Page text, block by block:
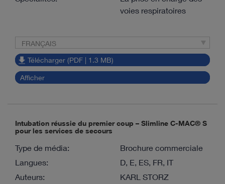
voies respiratoires
FRANÇAIS
Télécharger (PDF | 1.3 MB)
Afficher
Intubation réussie du premier coup – Slimline C-MAC® S
pour les services de secours
Type de média:
Brochure commerciale
Langues:
D, E, ES, FR, IT
Auteurs:
KARL STORZ